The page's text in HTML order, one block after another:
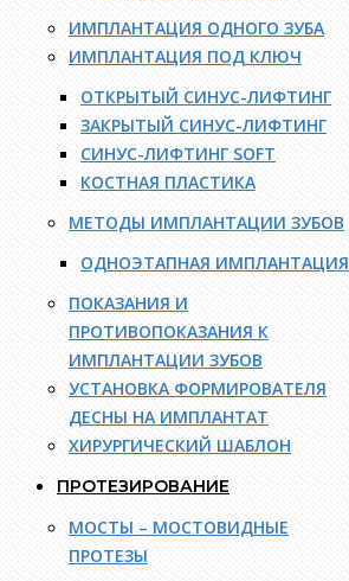
ИМПЛАНТАЦИЯ ОДНОГО ЗУБА
ИМПЛАНТАЦИЯ ПОД КЛЮЧ
ОТКРЫТЫЙ СИНУС-ЛИФТИНГ
ЗАКРЫТЫЙ СИНУС-ЛИФТИНГ
СИНУС-ЛИФТИНГ SOFT
КОСТНАЯ ПЛАСТИКА
МЕТОДЫ ИМПЛАНТАЦИИ ЗУБОВ
ОДНОЭТАПНАЯ ИМПЛАНТАЦИЯ
ПОКАЗАНИЯ И
ПРОТИВОПОКАЗАНИЯ К
ИМПЛАНТАЦИИ ЗУБОВ
УСТАНОВКА ФОРМИРОВАТЕЛЯ
ДЕСНЫ НА ИМПЛАНТАТ
ХИРУРГИЧЕСКИЙ ШАБЛОН
ПРОТЕЗИРОВАНИЕ
МОСТЫ – МОСТОВИДНЫЕ
ПРОТЕЗЫ